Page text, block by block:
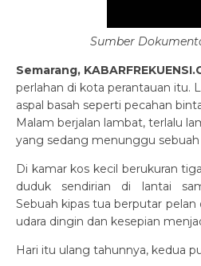
Sumber
Semarang,
perlahan di kota perantauan itu.
aspal basah seperti pecahan
Malam berjalan lambat, terlalu
yang sedang menunggu sebuah
Di kamar kos kecil berukuran
duduk sendirian di lantai
Sebuah kipas tua berputar
udara dingin dan kesepian
Hari itu ulang tahunnya, kedua